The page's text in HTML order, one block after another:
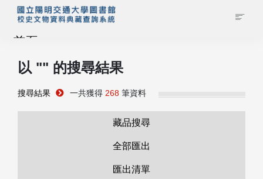
首頁
藏品查詢
以 "" 的搜尋結果
搜尋結果 一共獲得 268 筆資料
藏品搜尋
全部匯出
匯出清單